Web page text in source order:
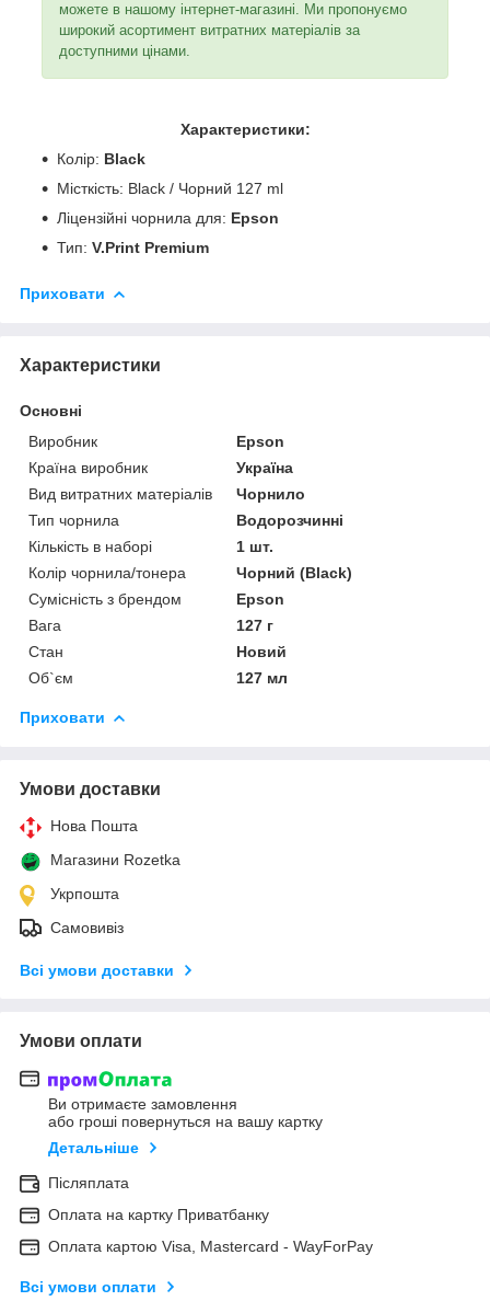
можете в нашому інтернет-магазині. Ми пропонуємо
широкий асортимент витратних матеріалів за
доступними цінами.
Характеристики:
Колір: Black
Місткість: Black / Чорний 127 ml
Ліцензійні чорнила для: Epson
Тип: V.Print Premium
Приховати
Характеристики
Основні
Виробник
Epson
Країна виробник
Україна
Вид витратних матеріалів
Чорнило
Тип чорнила
Водорозчинні
Кількість в наборі
1 шт.
Колір чорнила/тонера
Чорний (Black)
Сумісність з брендом
Epson
Вага
127 г
Стан
Новий
Об`єм
127 мл
Приховати
Умови доставки
Нова Пошта
Магазини Rozetka
Укрпошта
Самовивіз
Всі умови доставки
Умови оплати
Ви отримаєте замовлення
або гроші повернуться на вашу картку
Детальніше
Післяплата
Оплата на картку Приватбанку
Оплата картою Visa, Mastercard - WayForPay
Всі умови оплати